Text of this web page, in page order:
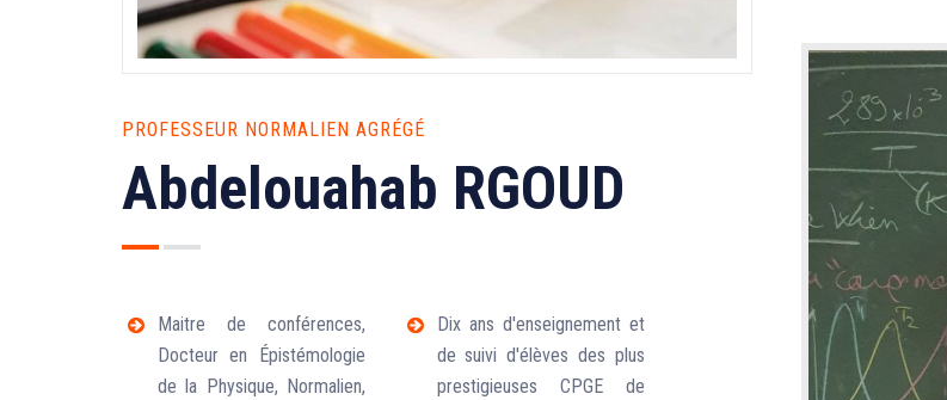
PROFESSEUR NORMALIEN AGRÉGÉ
Abdelouahab RGOUD
Maitre de conférences,
Docteur en Épistémologie
de la Physique, Normalien,
Dix ans d'enseignement et
de suivi d'élèves des plus
prestigieuses CPGE de